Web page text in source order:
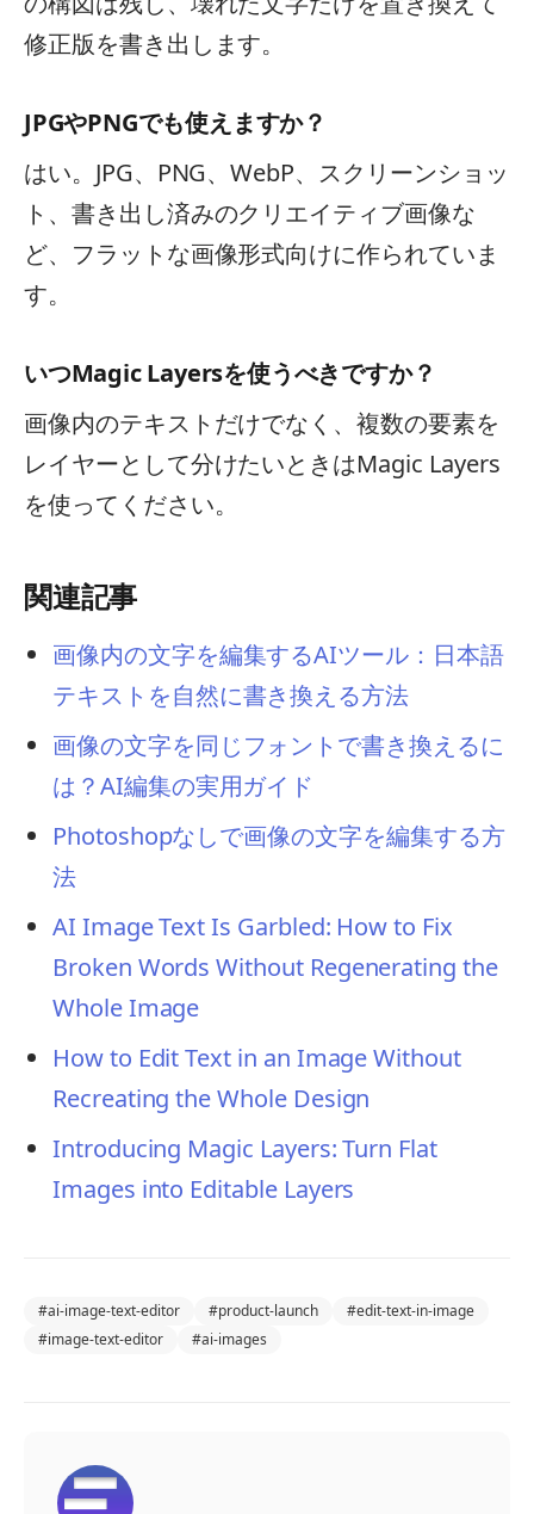
修正版を書き出します。
JPGやPNGでも使えますか？
はい。JPG、PNG、WebP、スクリーンショッ
ト、書き出し済みのクリエイティブ画像な
ど、フラットな画像形式向けに作られていま
す。
いつMagic Layersを使うべきですか？
画像内のテキストだけでなく、複数の要素を
レイヤーとして分けたいときはMagic Layers
を使ってください。
関連記事
画像内の文字を編集するAIツール：日本語
テキストを自然に書き換える方法
画像の文字を同じフォントで書き換えるに
は？AI編集の実用ガイド
Photoshopなしで画像の文字を編集する方
法
AI Image Text Is Garbled: How to Fix
Broken Words Without Regenerating the
Whole Image
How to Edit Text in an Image Without
Recreating the Whole Design
Introducing Magic Layers: Turn Flat
Images into Editable Layers
#ai-image-text-editor #product-launch #edit-text-in-image
#image-text-editor #ai-images